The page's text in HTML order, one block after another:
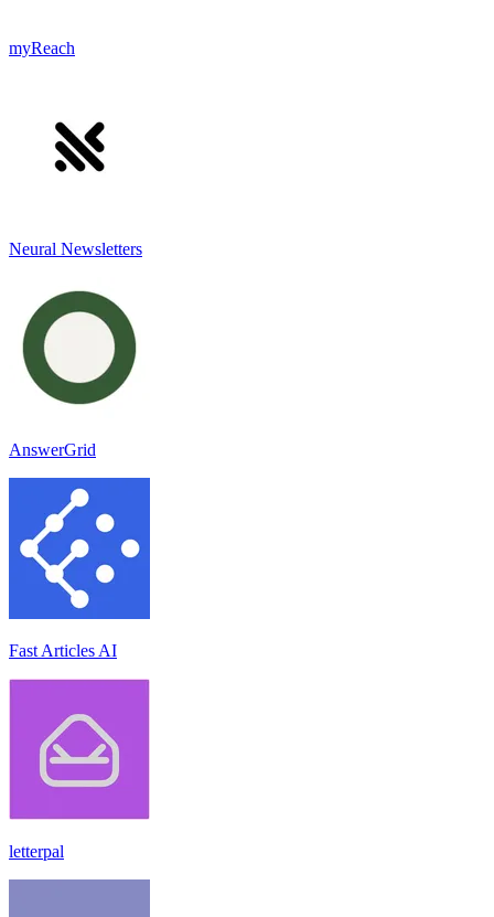
myReach
Neural Newsletters
AnswerGrid
Fast Articles AI
letterpal